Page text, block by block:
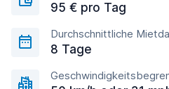
95 € pro Tag
Durchschnittliche
8 Tage